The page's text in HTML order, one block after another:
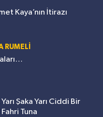
Kaya’nın İtirazı
RUMELİ
Şaka Yarı Ciddi Bir
Tuna